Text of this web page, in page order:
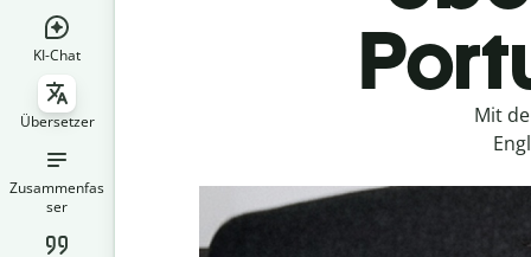
KI-Chat
Übersetzer
Zusammenfas
ser
Mit